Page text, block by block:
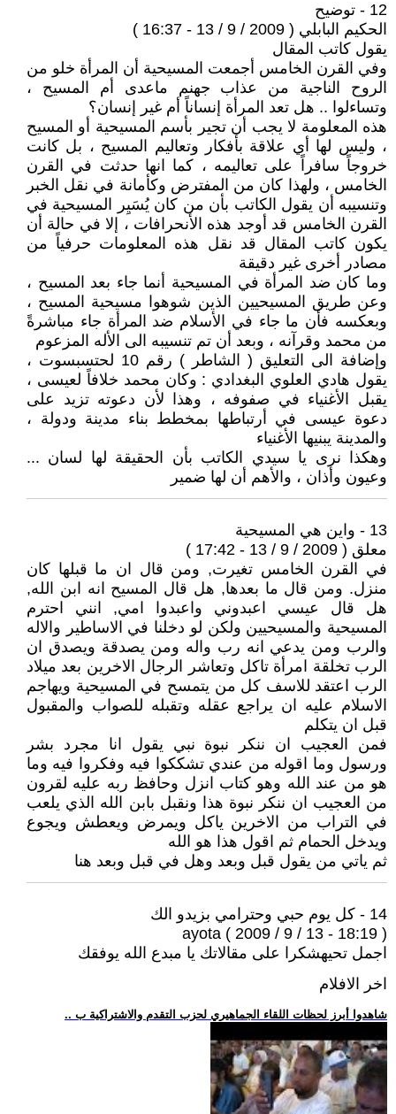
12 - توضيح
الحكيم البابلي ( 2009 / 9 / 13 - 16:37 )
يقول كاتب المقال
وفي القرن الخامس أجمعت المسيحية أن المرأة خلو من
الروح الناجية من عذاب جهنم ماعدى أم المسيح ،
وتساءلوا .. هل تعد المرأة إنساناً أم غير إنسان؟
هذه المعلومة لا يجب أن تجير بأسم المسيحية أو المسيح
، وليس لها أي علاقة بأفكار وتعاليم المسيح ، بل كانت
خروجاً سافراً على تعاليمه ، كما انها حدثت في القرن
الخامس ، ولهذا كان من المفترض وكأمانة في نقل الخبر
وتنسيبه أن يقول الكاتب بأن من كان يُسَيِر المسيحية في
القرن الخامس قد أوجد هذه الأنحرافات ، إلا في حالة أن
يكون كاتب المقال قد نقل هذه المعلومات حرفياً من
مصادر أخرى غير دقيقة
وما كان ضد المرأة في المسيحية أنما جاء بعد المسيح ،
وعن طريق المسيحيين الذين شوهوا مسيحية المسيح ،
وبعكسه فأن ما جاء في الأسلام ضد المرأة جاء مباشرةً
من محمد وقرآنه ، وبعد أن تم تنسيبه الى الأله المزعوم
وإضافة الى التعليق ( الشاطر ) رقم 10 لحتسبسوت ،
يقول هادي العلوي البغدادي : وكان محمد خلافاً لعيسى ،
يقبل الأغنياء في صفوفه ، وهذا لأن دعوته تزيد على
دعوة عيسى في أرتباطها بمخطط بناء مدينة ودولة ،
والمدينة يبنيها الأغنياء
وهكذا نرى يا سيدي الكاتب بأن الحقيقة لها لسان ...
وعيون وأذان ، والأهم أن لها ضمير
13 - واين هي المسيحية
معلق ( 2009 / 9 / 13 - 17:42 )
في القرن الخامس تغيرت, ومن قال ان ما قبلها كان
منزل. ومن قال ما بعدها, هل قال المسيح انه ابن الله,
هل قال عيسي اعبدوني واعبدوا امي, انني احترم
المسيحية والمسيحيين ولكن لو دخلنا في الاساطير والاله
والرب ومن يدعي انه رب واله ومن يصدقة ويصدق ان
الرب تخلقة امرأة تاكل وتعاشر الرجال الاخرين بعد ميلاد
الرب اعتقد للاسف كل من يتمسح في المسيحية ويهاجم
الاسلام عليه ان يراجع عقله وتقبله للصواب والمقبول
قبل ان يتكلم
فمن العجيب ان ننكر نبوة نبي يقول انا مجرد بشر
ورسول وما اقوله من عندي تشككوا فيه وفكروا فيه وما
هو من عند الله وهو كتاب انزل وحافظ ربه عليه لقرون
من العجيب ان ننكر نبوة هذا ونقبل بابن الله الذي يلعب
في التراب من الاخرين ياكل ويمرض ويعطش ويجوع
ويدخل الحمام ثم اقول هذا هو الله
ثم ياتي من يقول قبل وبعد وهل في قبل وبعد هنا
14 - كل يوم حبي وحترامي بزيدو الك
ayota ( 2009 / 9 / 13 - 18:19 )
اجمل تحيهشكرا على مقالاتك يا مبدع الله يوفقك
اخر الافلام
.. شاهدوا أبرز لحظات اللقاء الجماهيري لحزب التقدم والاشتراكية ب